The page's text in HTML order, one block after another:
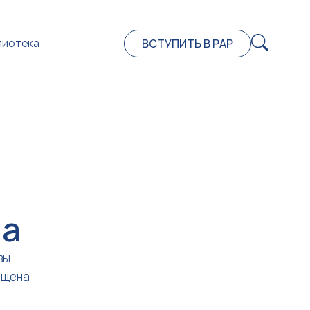
ВСТУПИТЬ В РАР